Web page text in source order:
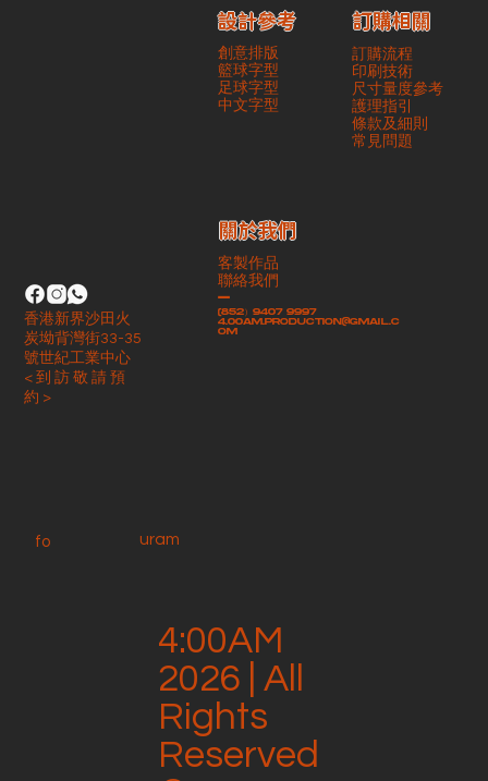
4:00AM
2026 | All
Rights
Reserved
創意排版
籃球字型
足球字型
​中文字型
設計參考
訂購流程
印刷技術
尺寸量度參考
護理指引
條款及細則
​常見問題
訂購相關
客製作品
聯絡我們
-
(852）9407 9997
4.00am.production@gmail.c
om
​關於我們
香港新界沙田火
炭坳背灣街33-35
號世紀工業中心
< 到 訪 敬 請 預
約 >
fo uram